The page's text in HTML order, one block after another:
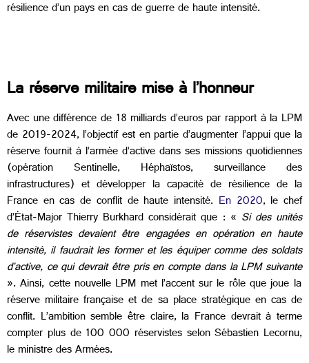
résilience d’un pays en cas de guerre de haute intensité.
La réserve militaire mise à l’honneur
Avec une différence de 18 milliards d’euros par rapport à la LPM
de 2019-2024, l’objectif est en partie d’augmenter l’appui que la
réserve fournit à l’armée d’active dans ses missions quotidiennes
(opération Sentinelle, Héphaïstos, surveillance des
infrastructures) et développer la capacité de résilience de la
France en cas de conflit de haute intensité. En 2020, le chef
d’État-Major Thierry Burkhard considérait que : « Si des unités
de réservistes devaient être engagées en opération en haute
intensité, il faudrait les former et les équiper comme des soldats
d’active, ce qui devrait être pris en compte dans la LPM suivante
». Ainsi, cette nouvelle LPM met l’accent sur le rôle que joue la
réserve militaire française et de sa place stratégique en cas de
conflit. L’ambition semble être claire, la France devrait à terme
compter plus de 100 000 réservistes selon Sébastien Lecornu,
le ministre des Armées.